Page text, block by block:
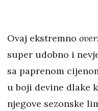
Ovaj ekstremno
super udobno i
sa paprenom
u boji devine dlake
njegove sezonske